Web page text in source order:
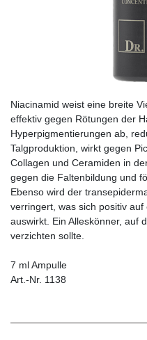
Niacinamid weist eine breite
effektiv gegen Rötungen der
Hyperpigmentierungen ab,
Talgproduktion, wirkt gegen
Collagen und Ceramiden in
gegen die Faltenbildung und
Ebenso wird der
verringert, was sich positiv
auswirkt. Ein Alleskönner, auf
verzichten sollte.
7 ml Ampulle
Art.-Nr. 1138